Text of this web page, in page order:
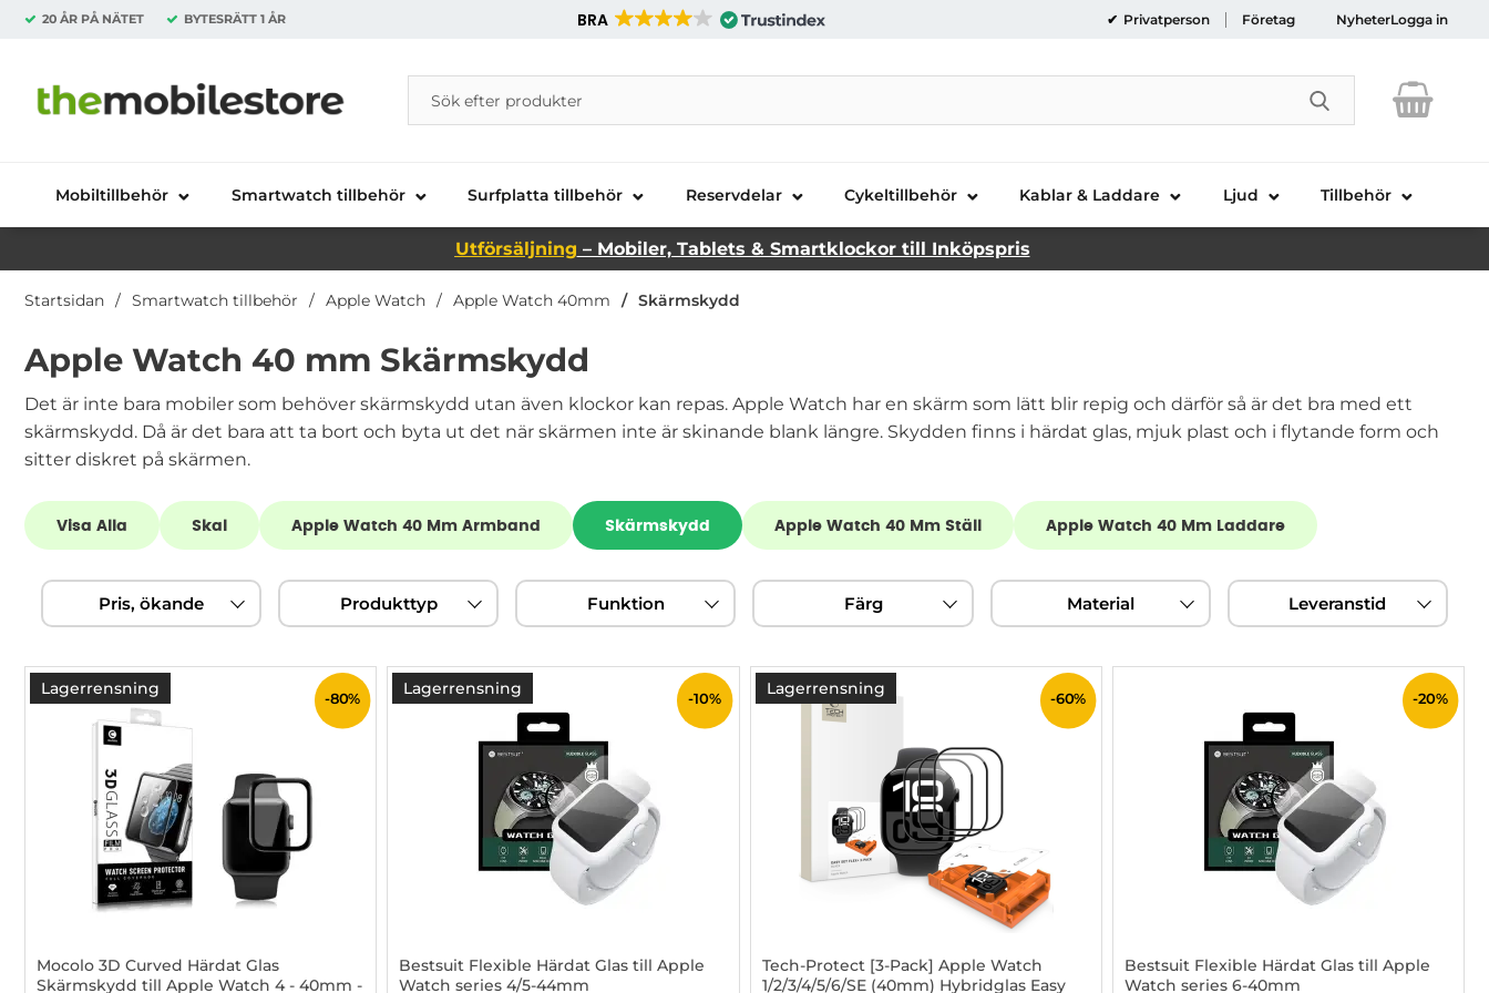
20 ÅR PÅ NÄTET BYTESRÄTT 1 ÅR BRA Privatperson Företag NyheterLogga in
Startsidan för Danira Telecom AB
Sök
Sök på Danira Telecom AB
Genomför
Mobiltillbehör Smartwatch tillbehör Surfplatta tillbehör Reservdelar Cykeltillbehör Kablar & Laddare Ljud Tillbehör
Utförsäljning – Mobiler, Tablets & Smartklockor till Inköpspris
Startsidan Smartwatch tillbehör Apple Watch Apple Watch 40mm Skärmskydd
Apple Watch 40 mm Skärmskydd
Det är inte bara mobiler som behöver skärmskydd utan även klockor kan repas. Apple Watch har en skärm som lätt blir repig och därför så är det bra med ett
skärmskydd. Då är det bara att ta bort och byta ut det när skärmen inte är skinande blank längre. Skydden finns i härdat glas, mjuk plast och i flytande form och
sitter diskret på skärmen.
Underkategorier
Visa Alla
Apple Watch 40mm
Skal Apple Watch 40 Mm Armband Skärmskydd Apple Watch 40 Mm Ställ Apple Watch 40 Mm Laddare
över
filtersektionen
Filtrera & sortera
Pris, ökande Produkttyp Funktion Färg Material Leveranstid
produktlista
Lagerrensning
-80%
Mocolo 3D Curved Härdat Glas
Skärmskydd till Apple Watch 4 - 40mm -
Lagerrensning
-10%
Bestsuit Flexible Härdat Glas till Apple
Watch series 4/5-44mm
Lagerrensning
-60%
Tech-Protect [3-Pack] Apple Watch
1/2/3/4/5/6/SE (40mm) Hybridglas Easy
-20%
Bestsuit Flexible Härdat Glas till Apple
Watch series 6-40mm